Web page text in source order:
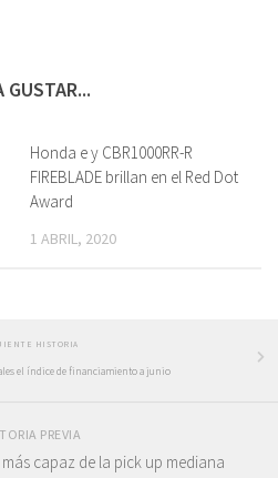
GUSTAR...
Honda e y CBR1000RR-R
FIREBLADE brillan en el Red Dot
Award
1 ABRIL, 2020
HISTORIA
el índice de financiamiento a junio
PREVIA
capaz de la pick up mediana